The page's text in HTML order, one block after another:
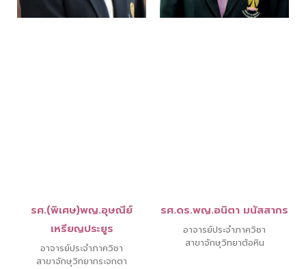
รศ.(พิเศษ)พญ.อุษณีย์
เหรียญประยูร
อาจารย์ประจำภาควิชา
สาขาจักษุวิทยากระจกตา
รศ.ดร.พญ.อนิตา มนัสสากร
อาจารย์ประจำภาควิชา
สาขาจักษุวิทยาต้อหิน